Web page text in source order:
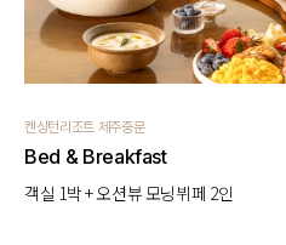
켄싱턴리조트 제주중문
Bed & Breakfast
객실 1박 + 오션뷰 모닝뷔페 2인